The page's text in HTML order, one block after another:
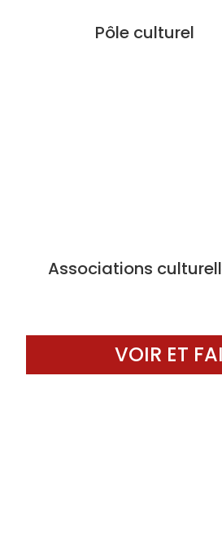
Pôle culturel
Associations
VOIR ET